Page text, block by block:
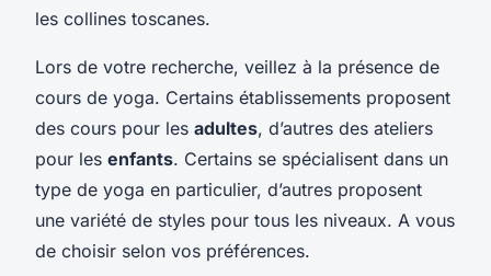
les collines toscanes.
Lors de votre recherche, veillez à la présence de
cours de yoga. Certains établissements proposent
des cours pour les adultes, d’autres des ateliers
pour les enfants. Certains se spécialisent dans un
type de yoga en particulier, d’autres proposent
une variété de styles pour tous les niveaux. A vous
de choisir selon vos préférences.